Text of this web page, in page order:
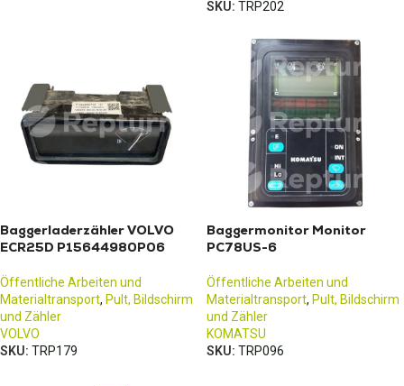
SKU: TRP202
Baggerladerzähler VOLVO
ECR25D P15644980P06
Öffentliche Arbeiten und
Materialtransport, Pult, Bildschirm
und Zähler
VOLVO
SKU: TRP179
Baggermonitor Monitor
PC78US-6
Öffentliche Arbeiten und
Materialtransport, Pult, Bildschirm
und Zähler
KOMATSU
SKU: TRP096